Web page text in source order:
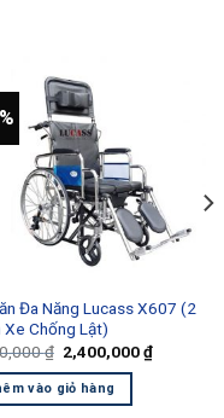
Đa Năng Lucass X607 (2
Xe Chống Lật)
₫ Giá
gốc
là:
2,700,000 ₫.
2,400,000₫Giá
hiện
vào giỏ hàng